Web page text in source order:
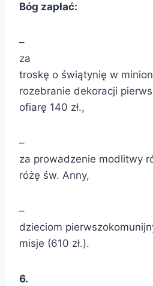
Bóg zapłać:
–
za
troskę o świątynię w
rozebranie dekoracji
ofiarę 140 zł.,
–
za prowadzenie modlitwy
różę św. Anny,
–
dzieciom
misje (610 zł.).
6.